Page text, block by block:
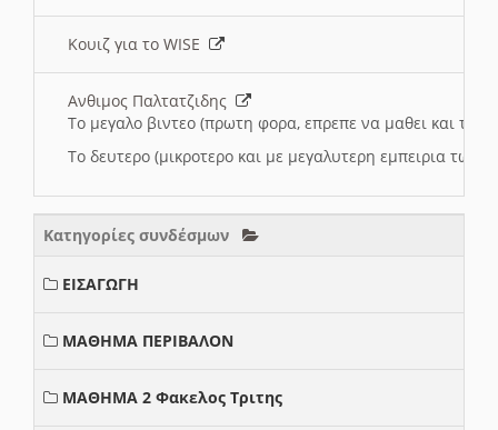
Κουιζ για το WISE
Ανθιμος Παλτατζιδης
Το μεγαλο βιντεο (πρωτη φορα, επρεπε να μαθει και το
Το δευτερο (μικροτερο και με μεγαλυτερη εμπειρια
Κατηγορίες συνδέσμων
ΕΙΣΑΓΩΓΗ
ΜΑΘΗΜΑ ΠΕΡΙΒΑΛΟΝ
ΜΑΘΗΜΑ 2 Φακελος Τριτης